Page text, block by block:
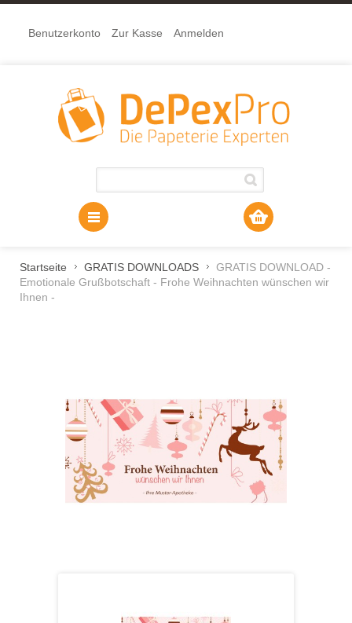
Benutzerkonto Zur Kasse Anmelden
Startseite GRATIS DOWNLOADS
GRATIS DOWNLOAD -
Emotionale Grußbotschaft - Frohe Weihnachten wünschen wir
Ihnen -